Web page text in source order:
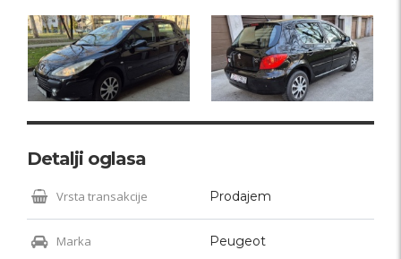
Detalji oglasa
Vrsta transakcije Prodajem
Marka Peugeot